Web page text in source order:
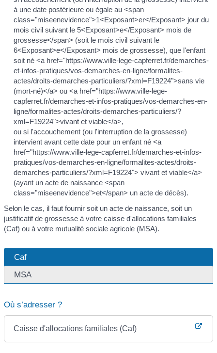
à une date postérieure ou égale au <span
class="miseenevidence">1<Exposant>er</Exposant> jour du
mois civil suivant le 5<Exposant>e</Exposant> mois de
grossesse</span> (soit le mois civil suivant le
6<Exposant>e</Exposant> mois de grossesse), que l'enfant
soit né <a href="https://www.ville-lege-capferret.fr/demarches-
et-infos-pratiques/vos-demarches-en-ligne/formalites-
actes/droits-demarches-particuliers/?xml=F19224">sans vie
(mort-né)</a> ou <a href="https://www.ville-lege-
capferret.fr/demarches-et-infos-pratiques/vos-demarches-en-
ligne/formalites-actes/droits-demarches-particuliers/?
xml=F19224">vivant et viable</a>,
ou si l'accouchement (ou l'interruption de la grossesse)
intervient avant cette date pour un enfant né <a
href="https://www.ville-lege-capferret.fr/demarches-et-infos-
pratiques/vos-demarches-en-ligne/formalites-actes/droits-
demarches-particuliers/?xml=F19224"> vivant et viable</a>
(ayant un acte de naissance <span
class="miseenevidence">et</span> un acte de décès).
Selon le cas, il faut fournir soit un acte de naissance, soit un
justificatif de grossesse à votre caisse d'allocations familiales
(Caf) ou à votre mutualité sociale agricole (MSA).
Caf
MSA
Où s’adresser ?
Caisse d'allocations familiales (Caf)